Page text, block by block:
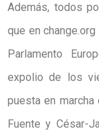
Además, todos
que en
Parlamento
expolio de los
puesta en
Fuente y César-